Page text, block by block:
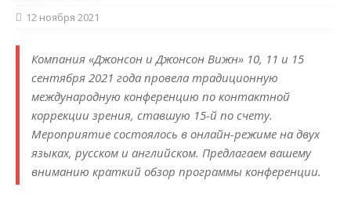
12 ноября 2021
Компания «Джонсон и Джонсон Вижн» 10, 11 и 15
сентября 2021 года провела традиционную
международную конференцию по контактной
коррекции зрения, ставшую 15-й по счету.
Мероприятие состоялось в онлайн-режиме на двух
языках, русском и английском. Предлагаем вашему
вниманию краткий обзор программы конфе­ренции.